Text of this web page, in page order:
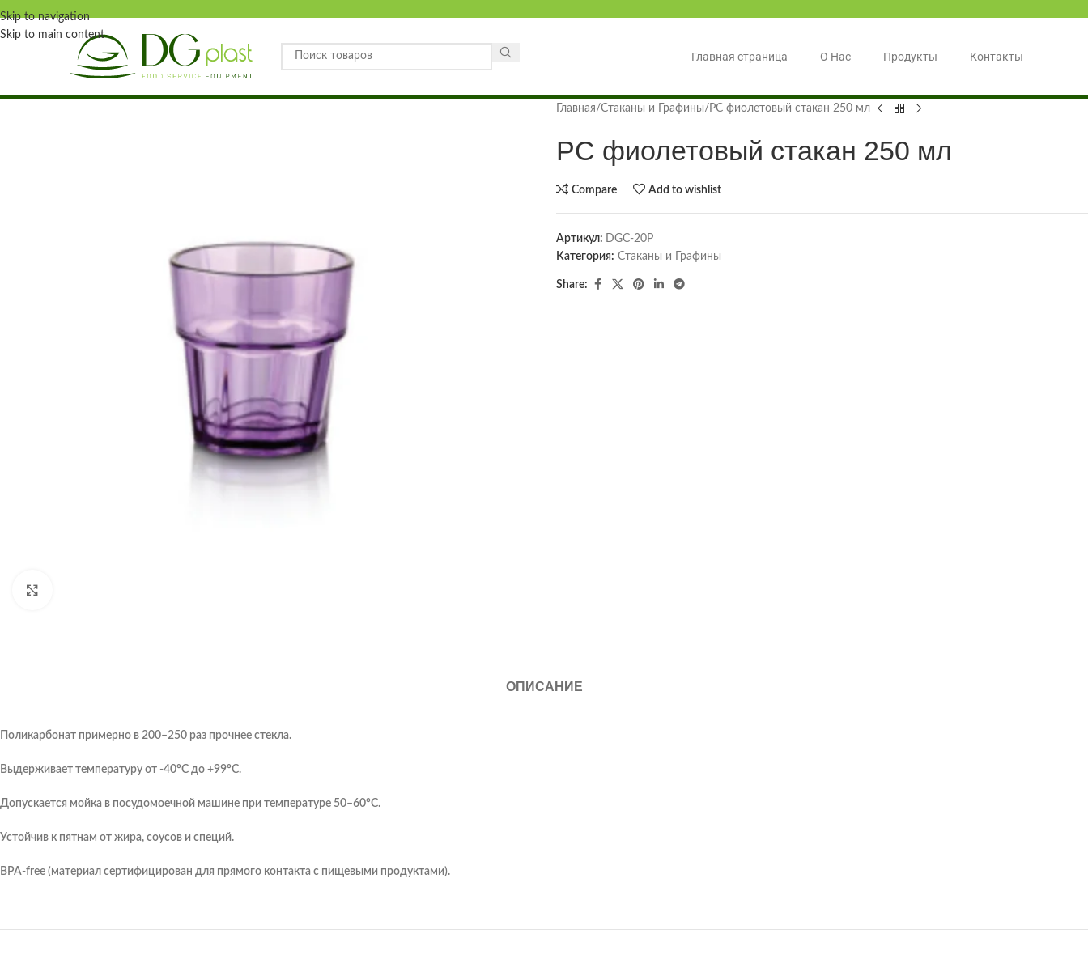
Skip to navigation
Skip to main content
Главная страница О Нас Продукты Контакты
Главная Стаканы и Графины PC фиолетовый стакан 250 мл
PC фиолетовый стакан 250 мл
Compare Add to wishlist
Артикул: DGC-20P
Категория: Стаканы и Графины
Share:
ОПИСАНИЕ
Поликарбонат примерно в 200–250 раз прочнее стекла.
Выдерживает температуру от -40°C до +99°C.
Допускается мойка в посудомоечной машине при температуре 50–60°C.
Устойчив к пятнам от жира, соусов и специй.
BPA-free (материал сертифицирован для прямого контакта с пищевыми продуктами).